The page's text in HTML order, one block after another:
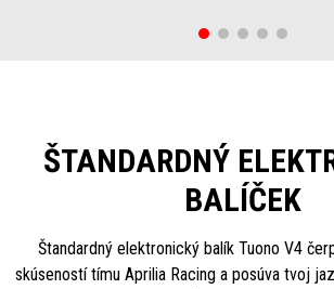
ŠTANDARDNÝ
BALÍČEK
Štandardný elektronický balík Tuono V4
skúseností tímu Aprilia Racing a posúva tvoj